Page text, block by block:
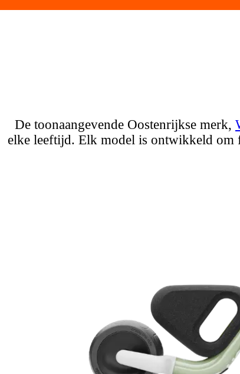
De toonaangevende Oostenrijkse merk,
elke leeftijd. Elk model is ontwikkeld om